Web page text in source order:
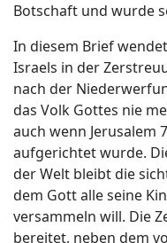
Botschaft und wurde
In diesem Brief
Israels in der
nach der
das Volk Gottes nie
auch wenn Jerusalem
aufgerichtet wurde.
der Welt bleibt die
dem Gott alle seine
versammeln will. Die
bereitet, neben dem